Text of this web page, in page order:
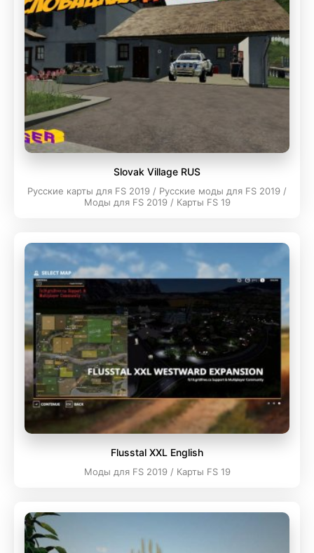
Slovak Village RUS
Русские карты для FS 2019 / Русские моды для FS 2019 /
Моды для FS 2019 / Карты FS 19
Flusstal XXL English
Моды для FS 2019 / Карты FS 19